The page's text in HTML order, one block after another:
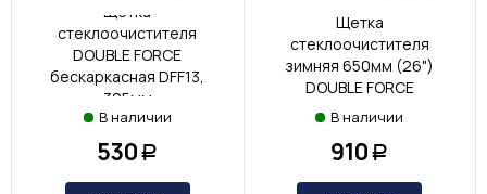
Щетка
стеклоочистителя
DOUBLE FORCE
бескаркасная DFF13,
325мм
В наличии
530 Р
Щетка
стеклоочистителя
зимняя 650мм (26")
DOUBLE FORCE
В наличии
910 Р